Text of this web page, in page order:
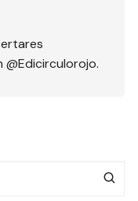
@Edicirculorojo.